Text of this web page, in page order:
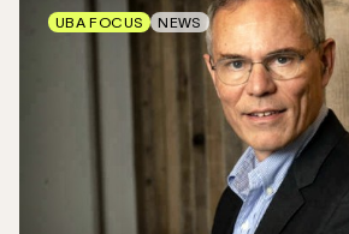
UBA FOCUS NEWS